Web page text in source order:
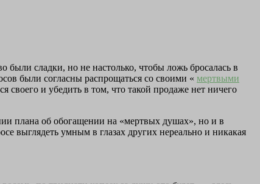
были сладки, но не настолько, чтобы ложь бросалась в
были согласны распрощаться со своими « мертвыми
своего и убедить в том, что такой продаже нет ничего
плана об обогащении на «мертвых душах», но и в
выглядеть умным в глазах других нереально и никакая